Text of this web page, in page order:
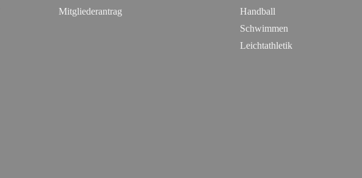
Mitgliederantrag
Handball
Schwimmen
Leichtathletik